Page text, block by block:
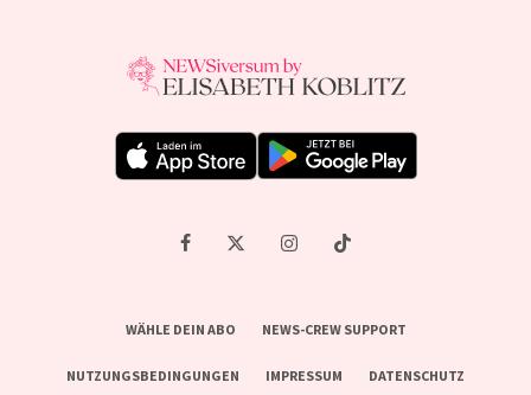
WÄHLE DEIN ABO NEWS-CREW SUPPORT
NUTZUNGSBEDINGUNGEN IMPRESSUM DATENSCHUTZ